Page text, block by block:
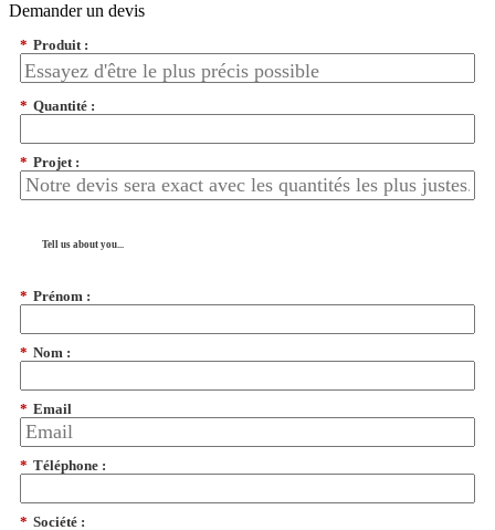
Demander un devis
* Produit :
* Quantité :
* Projet :
Tell us about you...
* Prénom :
* Nom :
* Email
* Téléphone :
* Société :